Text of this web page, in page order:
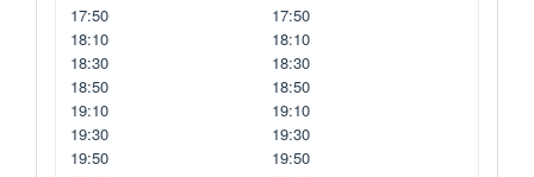
17:50
18:10
18:30
18:50
19:10
19:30
19:50
17:50
18:10
18:30
18:50
19:10
19:30
19:50